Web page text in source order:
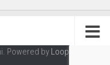
Powered by Looproject